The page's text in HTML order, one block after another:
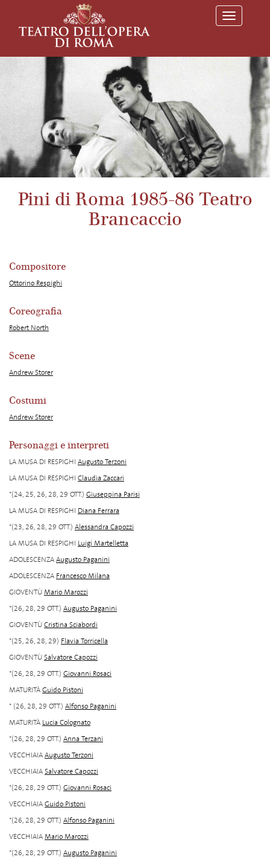
T
o
l
t
i
Pini di Roma 1985-86 Teatro
Brancaccio
Compositore
Ottorino Respighi
Coreografia
Robert North
Scene
Andrew Storer
Costumi
Andrew Storer
Personaggi e interpreti
LA MUSA DI RESPIGHI Augusto Terzoni
LA MUSA DI RESPIGHI Claudia Zaccari
*(24, 25, 26, 28, 29 OTT.) Giuseppina Parisi
LA MUSA DI RESPIGHI Diana Ferrara
*(23, 26, 28, 29 OTT.) Alessandra Capozzi
LA MUSA DI RESPIGHI Luigi Martelletta
ADOLESCENZAAugusto Paganini
ADOLESCENZA Francesco Milana
GIOVENTÙMario Marozzi
*(26, 28, 29 OTT.) Augusto Paganini
GIOVENTÙCristina Sciabordi
*(25, 26, 28, 29) Flavia Torricella
GIOVENTÙSalvatore Capozzi
*(26, 28, 29 OTT.) Giovanni Rosaci
MATURITÀGuido Pistoni
* (26, 28, 29 OTT.) Alfonso Paganini
MATURITÀ Lucia Colognato
*(26, 28, 29 OTT.) Anna Terzani
VECCHIAIAAugusto Terzoni
VECCHIAIASalvatore Capozzi
*(26, 28, 29 OTT.) Giovanni Rosaci
VECCHIAIAGuido Pistoni
*(26, 28, 29 OTT.) Alfonso Paganini
VECCHIAIAMario Marozzi
*(26, 28, 29 OTT.) Augusto Paganini